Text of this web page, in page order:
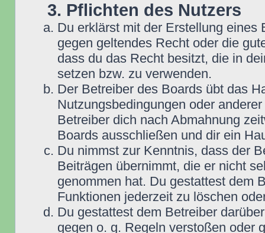
3. Pflichten des Nutzers
Du erklärst mit der Erstellung eines
gegen geltendes Recht oder die
dass du das Recht besitzt, die in
setzen bzw. zu verwenden.
Der Betreiber des Boards übt das
Nutzungsbedingungen oder
Betreiber dich nach Abmahnung
Boards ausschließen und dir ein
Du nimmst zur Kenntnis, dass der
Beiträgen übernimmt, die er nicht
genommen hat. Du gestattest dem
Funktionen jederzeit zu löschen
Du gestattest dem Betreiber
gegen o. g. Regeln verstoßen oder